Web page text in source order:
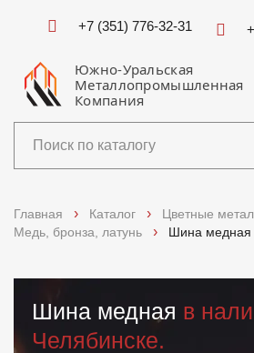
+7 (351) 776-32-31
Южно-Уральская
Металлопромышленная
Компания
Доставка и оплата
Главная Каталог
Цветные
Медь, бронза, латунь
Шина медная
Шина медная в
Челябинске.